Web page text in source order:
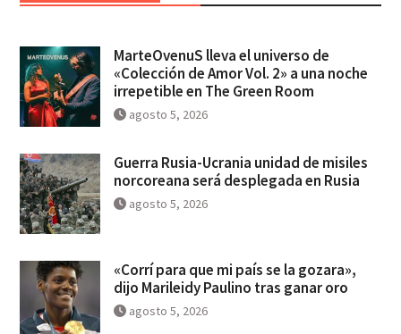
MarteOvenuS lleva el universo de
«Colección de Amor Vol. 2» a una noche
irrepetible en The Green Room
agosto 5, 2026
Guerra Rusia-Ucrania unidad de misiles
norcoreana será desplegada en Rusia
agosto 5, 2026
«Corrí para que mi país se la gozara»,
dijo Marileidy Paulino tras ganar oro
agosto 5, 2026